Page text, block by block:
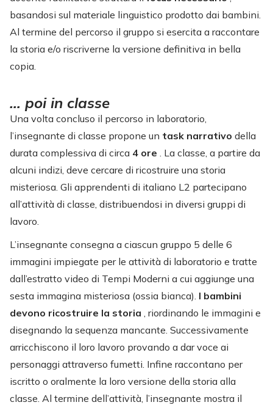
basandosi sul materiale linguistico prodotto dai bambini.
Al termine del percorso il gruppo si esercita a raccontare
la storia e/o riscriverne la versione definitiva in bella
copia.
… poi in classe
Una volta concluso il percorso in laboratorio,
l’insegnante di classe propone un task narrativo della
durata complessiva di circa 4 ore
. La classe, a partire da
alcuni indizi, deve cercare di ricostruire una storia
misteriosa. Gli apprendenti di italiano L2 partecipano
all’attività di classe, distribuendosi in diversi gruppi di
lavoro.
L’insegnante consegna a ciascun gruppo 5 delle 6
immagini impiegate per le attività di laboratorio e tratte
dall’estratto video di Tempi Moderni a cui aggiunge una
sesta immagina misteriosa (ossia bianca). I bambini
devono ricostruire la storia , riordinando le immagini e
disegnando la sequenza mancante. Successivamente
arricchiscono il loro lavoro provando a dar voce ai
personaggi attraverso fumetti. Infine raccontano per
iscritto o oralmente la loro versione della storia alla
classe. Al termine dell’attività, l’insegnante mostra il